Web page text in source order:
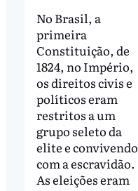
No Brasil, a
primeira
Constituição, de
1824, no Império,
os direitos civis e
políticos eram
restritos a um
grupo seleto da
elite e convivendo
com a escravidão.
As eleições eram